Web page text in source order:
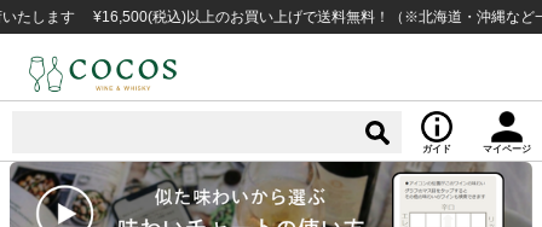
す ¥16,500(税込)以上のお買い上げで送料無料！（※北海道・沖縄など一部例
ガイド マイページ